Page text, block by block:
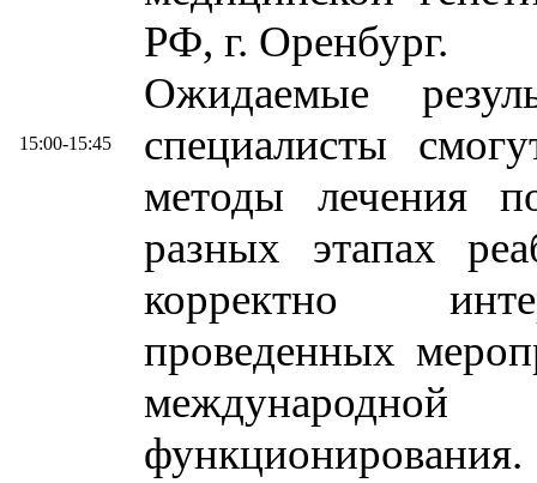
15:00-15:45
РФ, г. Оренбург.
Ожидаемые
специалисты
методы лечения
разных этапах
корректно
проведенных
функционирования.